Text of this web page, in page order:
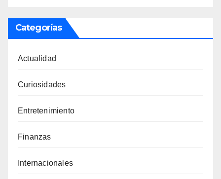
Categorías
Actualidad
Curiosidades
Entretenimiento
Finanzas
Internacionales